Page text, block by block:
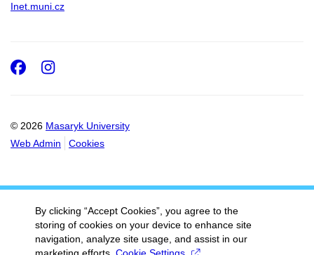
Inet.muni.cz
© 2026 Masaryk University
Web Admin
Cookies
Facebook
Instagram
By clicking “Accept Cookies”, you agree to the
storing of cookies on your device to enhance site
navigation, analyze site usage, and assist in our